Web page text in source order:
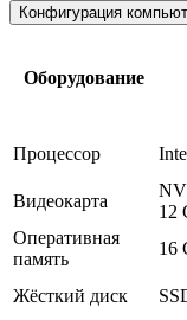
Конфигурация
Оборудование
Процессор
Видеокарта
12
Оперативная
память
16
Жёсткий диск